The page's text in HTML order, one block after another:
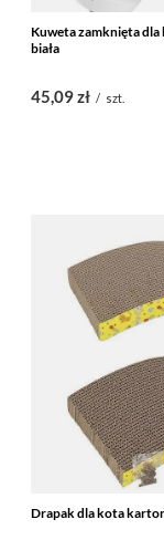
Kuweta zamknięta dla
biała
45,09 zł / szt.
Drapak dla kota